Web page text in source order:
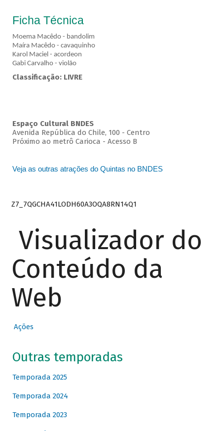
Ficha Técnica
Moema Macêdo - bandolim
Maíra Macêdo - cavaquinho
Karol Maciel - acordeon
Gabi Carvalho - violão
Classificação: LIVRE
Espaço Cultural BNDES
Avenida República do Chile, 100 - Centro
Próximo ao metrô Carioca - Acesso B
Veja as outras atrações do Quintas no BNDES
Z7_7QGCHA41LODH60A3OQA8RN14Q1
Visualizador do
Conteúdo da
Web
Ações
Outras temporadas
Temporada 2025
Temporada 2024
Temporada 2023